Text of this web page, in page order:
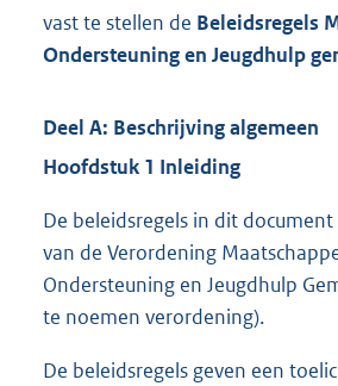
vast te stellen de Beleidsregels
Ondersteuning en Jeugdhulp
Deel A: Beschrijving algemeen
Hoofdstuk 1 Inleiding
De beleidsregels in dit
van de Verordening
Ondersteuning en Jeugdhulp
te noemen verordening).
De beleidsregels geven een